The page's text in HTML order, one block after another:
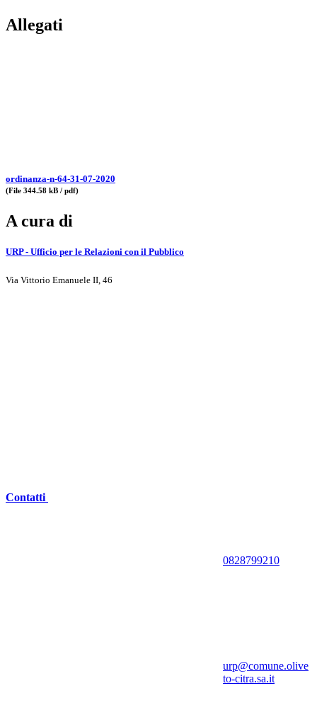
Allegati
ordinanza-n-64-31-07-2020
(File 344.58 kB / pdf)
A cura di
URP - Ufficio per le Relazioni con il Pubblico
Via Vittorio Emanuele II, 46
Contatti
0828799210
urp@comune.olive
to-citra.sa.it